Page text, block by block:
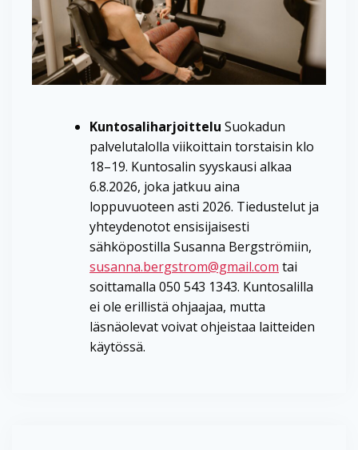
Kuntosaliharjoittelu Suokadun
palvelutalolla viikoittain torstaisin klo
18–19. Kuntosalin syyskausi alkaa
6.8.2026, joka jatkuu aina
loppuvuoteen asti 2026. Tiedustelut ja
yhteydenotot ensisijaisesti
sähköpostilla Susanna Bergströmiin,
susanna.bergstrom@gmail.com tai
soittamalla 050 543 1343. Kuntosalilla
ei ole erillistä ohjaajaa, mutta
läsnäolevat voivat ohjeistaa laitteiden
käytössä.